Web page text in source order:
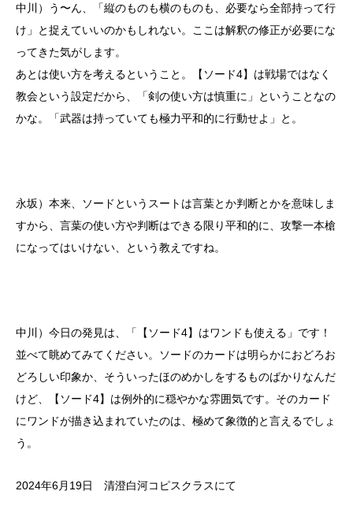
中川）う〜ん、「縦のものも横のものも、必要なら全部持って行
け」と捉えていいのかもしれない。ここは解釈の修正が必要にな
ってきた気がします。
あとは使い方を考えるということ。【ソード4】は戦場ではなく
教会という設定だから、「剣の使い方は慎重に」ということなの
かな。「武器は持っていても極力平和的に行動せよ」と。
永坂）本来、ソードというスートは言葉とか判断とかを意味しま
すから、言葉の使い方や判断はできる限り平和的に、攻撃一本槍
になってはいけない、という教えですね。
中川）今日の発見は、「【ソード4】はワンドも使える」です！
並べて眺めてみてください。ソードのカードは明らかにおどろお
どろしい印象か、そういったほのめかしをするものばかりなんだ
けど、【ソード4】は例外的に穏やかな雰囲気です。そのカード
にワンドが描き込まれていたのは、極めて象徴的と言えるでしょ
う。
2024年6月19日 清澄白河コピスクラスにて